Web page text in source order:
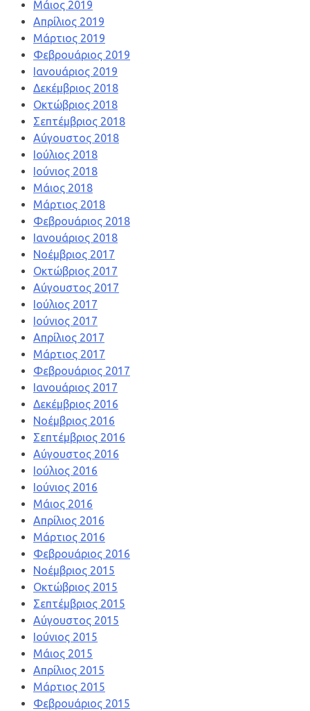
Μάιος 2019
Απρίλιος 2019
Μάρτιος 2019
Φεβρουάριος 2019
Ιανουάριος 2019
Δεκέμβριος 2018
Οκτώβριος 2018
Σεπτέμβριος 2018
Αύγουστος 2018
Ιούλιος 2018
Ιούνιος 2018
Μάιος 2018
Μάρτιος 2018
Φεβρουάριος 2018
Ιανουάριος 2018
Νοέμβριος 2017
Οκτώβριος 2017
Αύγουστος 2017
Ιούλιος 2017
Ιούνιος 2017
Απρίλιος 2017
Μάρτιος 2017
Φεβρουάριος 2017
Ιανουάριος 2017
Δεκέμβριος 2016
Νοέμβριος 2016
Σεπτέμβριος 2016
Αύγουστος 2016
Ιούλιος 2016
Ιούνιος 2016
Μάιος 2016
Απρίλιος 2016
Μάρτιος 2016
Φεβρουάριος 2016
Νοέμβριος 2015
Οκτώβριος 2015
Σεπτέμβριος 2015
Αύγουστος 2015
Ιούνιος 2015
Μάιος 2015
Απρίλιος 2015
Μάρτιος 2015
Φεβρουάριος 2015